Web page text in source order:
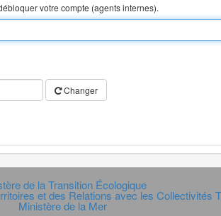
votre compte (agents internes).
Changer
de la Transition Écologique
et des Relations avec les Collectivités
Ministère de la Mer